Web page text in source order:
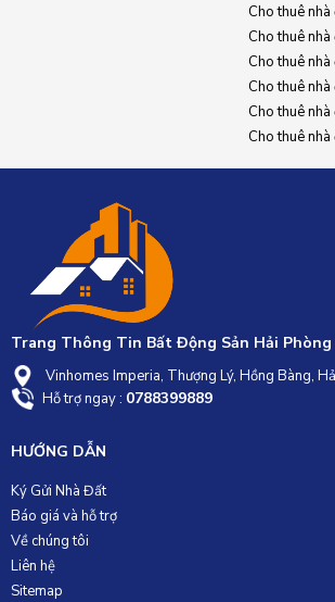
Cho thuê
Cho thuê
Cho thuê
Cho thuê
Cho thuê
Cho thuê
Trang Thông Tin Bất Động Sản Hải Phòng
Vinhomes Imperia, Thượng Lý, Hồng Bàng,
Hỗ trợ ngay : 0788399889
HƯỚNG DẪN
Ký Gửi Nhà Đất
Báo giá và hỗ trợ
Về chúng tôi
Liên hệ
Sitemap